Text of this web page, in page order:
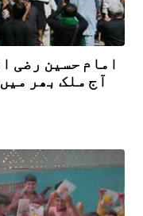
امام حسین رضی
آج ملک بھر